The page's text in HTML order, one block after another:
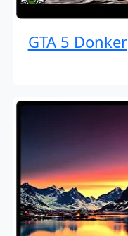
GTA 5 Donker